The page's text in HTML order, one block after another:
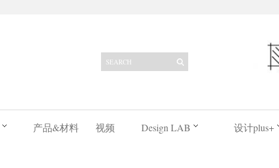
产品&材料 视频 Design LAB 设计plus+